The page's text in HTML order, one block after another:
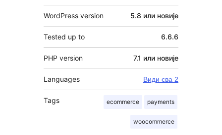
WordPress version 5.8 или новије
Tested up to 6.6.6
PHP version 7.1 или новије
Languages Види сва 2
Tags ecommerce payments
woocommerce